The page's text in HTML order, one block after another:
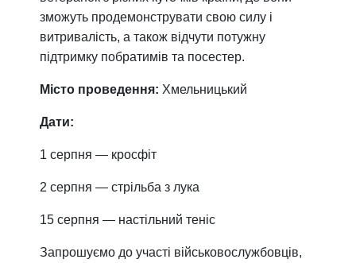
зможуть продемонструвати свою силу і
витривалість, а також відчути потужну
підтримку побратимів та посестер.
Місто проведення: Хмельницький
Дати:
1 серпня — кросфіт
2 серпня — стрільба з лука
15 серпня — настільний теніс
Запрошуємо до участі військовослужбовців,